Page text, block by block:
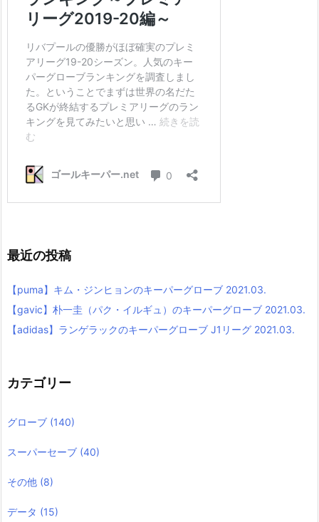
最近の投稿
【puma】キム・ジンヒョンのキーパーグローブ 2021.03.
【gavic】朴一圭（パク・イルギュ）のキーパーグローブ 2021.03.
【adidas】ランゲラックのキーパーグローブ J1リーグ 2021.03.
カテゴリー
グローブ (140)
スーパーセーブ (40)
その他 (8)
データ (15)